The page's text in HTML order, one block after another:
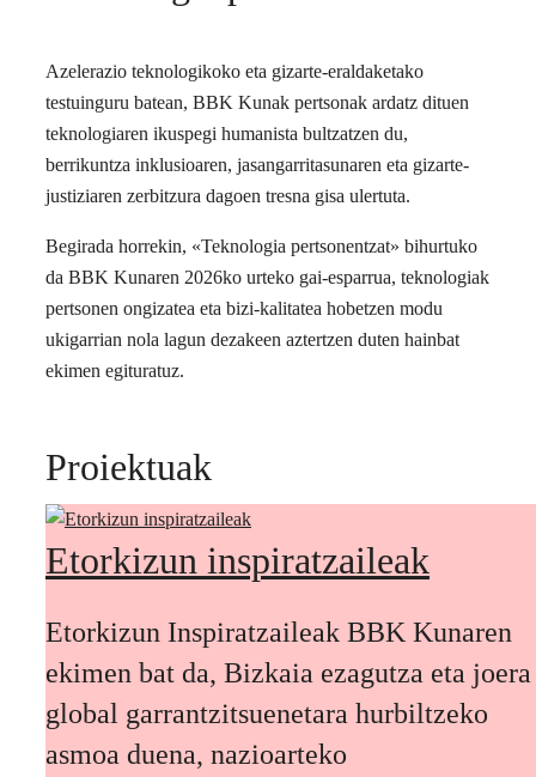
Azelerazio teknologikoko eta gizarte-eraldaketako
testuinguru batean, BBK Kunak pertsonak ardatz dituen
teknologiaren ikuspegi humanista bultzatzen du,
berrikuntza inklusioaren, jasangarritasunaren eta gizarte-
justiziaren zerbitzura dagoen tresna gisa ulertuta.
Begirada horrekin, «Teknologia pertsonentzat» bihurtuko
da BBK Kunaren 2026ko urteko gai-esparrua, teknologiak
pertsonen ongizatea eta bizi-kalitatea hobetzen modu
ukigarrian nola lagun dezakeen aztertzen duten hainbat
ekimen egituratuz.
Proiektuak
Etorkizun inspiratzaileak
Etorkizun Inspiratzaileak BBK Kunaren
ekimen bat da, Bizkaia ezagutza eta joera
global garrantzitsuenetara hurbiltzeko
asmoa duena, nazioarteko